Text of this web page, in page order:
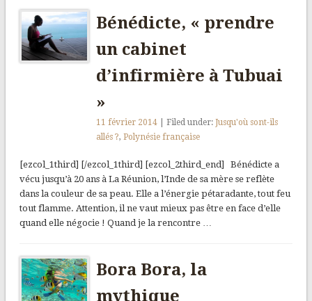
Bénédicte, « prendre
un cabinet
d’infirmière à Tubuai
»
11 février 2014 | Filed under:Jusqu'où sont-ils
allés ?,Polynésie française
[ezcol_1third] [/ezcol_1third] [ezcol_2third_end] Bénédicte a
vécu jusqu’à 20 ans à La Réunion, l’Inde de sa mère se reflète
dans la couleur de sa peau. Elle a l’énergie pétaradante, tout feu
tout flamme. Attention, il ne vaut mieux pas être en face d’elle
quand elle négocie ! Quand je la rencontre …
Bora Bora, la
mythique